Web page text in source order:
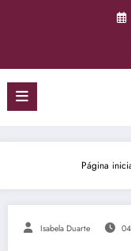
Página
Isabela Duarte